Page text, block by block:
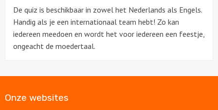
Rondleidingen
Feesten
De quiz is beschikbaar in zowel het Nederlands als Engels.
Handig als je een internationaal team hebt! Zo kan
iedereen meedoen en wordt het voor iedereen een feestje,
ongeacht de moedertaal.
Onze websites